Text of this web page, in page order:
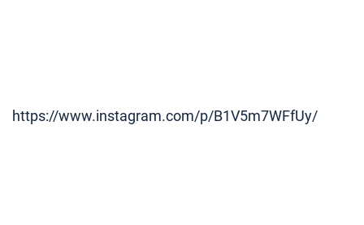
https://www.instagram.com/p/B1V5m7WFfUy/